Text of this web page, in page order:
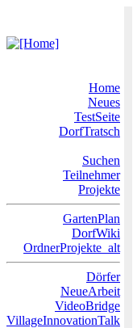
Home
Neues
TestSeite
DorfTratsch
Suchen
Teilnehmer
Projekte
GartenPlan
DorfWiki
OrdnerProjekte_alt
Dörfer
NeueArbeit
VideoBridge
VillageInnovationTalk